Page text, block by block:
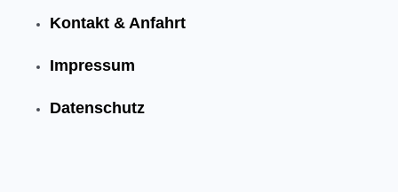
Kontakt & Anfahrt
Impressum
Datenschutz